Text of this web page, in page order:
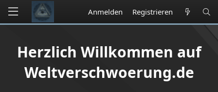
Anmelden Registrieren
Herzlich Willkommen auf
Weltverschwoerung.de